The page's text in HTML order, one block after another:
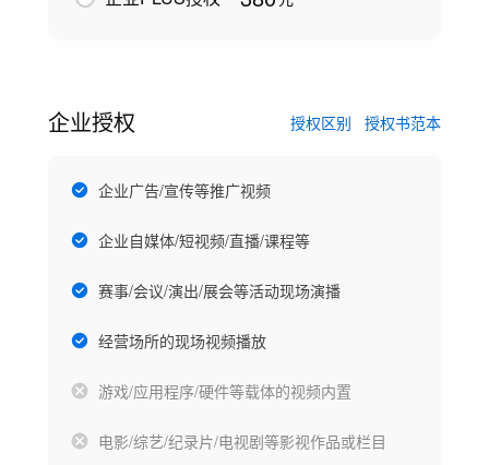
企业授权 授权区别 授权书范本
企业广告/宣传等推广视频
企业自媒体/短视频/直播/课程等
赛事/会议/演出/展会等活动现场演播
经营场所的现场视频播放
游戏/应用程序/硬件等载体的视频内置
电影/综艺/纪录片/电视剧等影视作品或栏目